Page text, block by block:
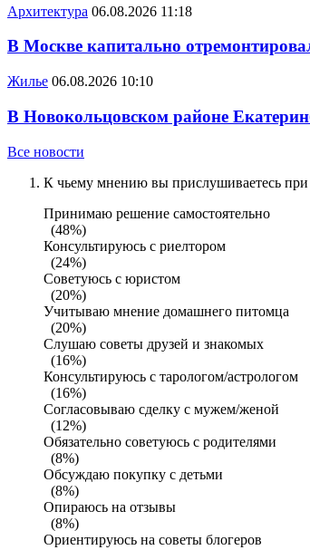
Архитектура 06.08.2026 11:18
В Москве капитально
Жилье 06.08.2026 10:10
В Новокольцовском районе
Все новости
К чьему мнению вы прислушиваетесь
Принимаю решение самостоятельно
(48%)
Консультируюсь с риелтором
(24%)
Советуюсь с юристом
(20%)
Учитываю мнение домашнего питомца
(20%)
Слушаю советы друзей и знакомых
(16%)
Консультируюсь с тарологом/астрологом
(16%)
Согласовываю сделку с мужем/женой
(12%)
Обязательно советуюсь с родителями
(8%)
Обсуждаю покупку с детьми
(8%)
Опираюсь на отзывы
(8%)
Ориентируюсь на советы блогеров